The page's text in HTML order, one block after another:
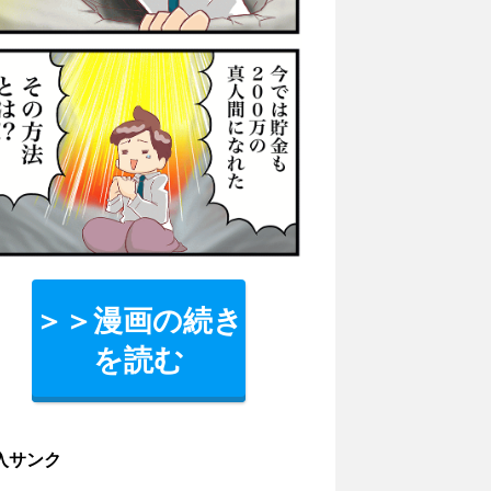
＞＞漫画の続き
を読む
サンク